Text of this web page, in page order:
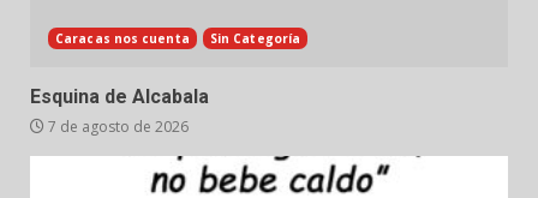
Caracas nos cuenta Sin Categoría
Esquina de Alcabala
7 de agosto de 2026